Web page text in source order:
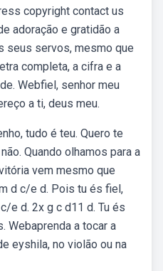
copyright contact us
adoração e gratidão a
seus servos, mesmo que
completa, a cifra e a
Webfiel, senhor meu
a ti, deus meu.
tudo é teu. Quero te
Quando olhamos para a
vem mesmo que
d c/e d. Pois tu és fiel,
e d. 2x g c d11 d. Tu és
Webaprenda a tocar a
eyshila, no violão ou na